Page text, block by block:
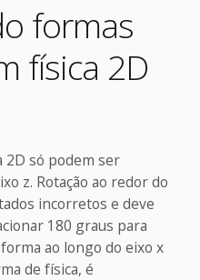
formas
física 2D
2D só podem ser
z. Rotação ao redor do
incorretos e deve
180 graus para
ao longo do eixo x
de física, é